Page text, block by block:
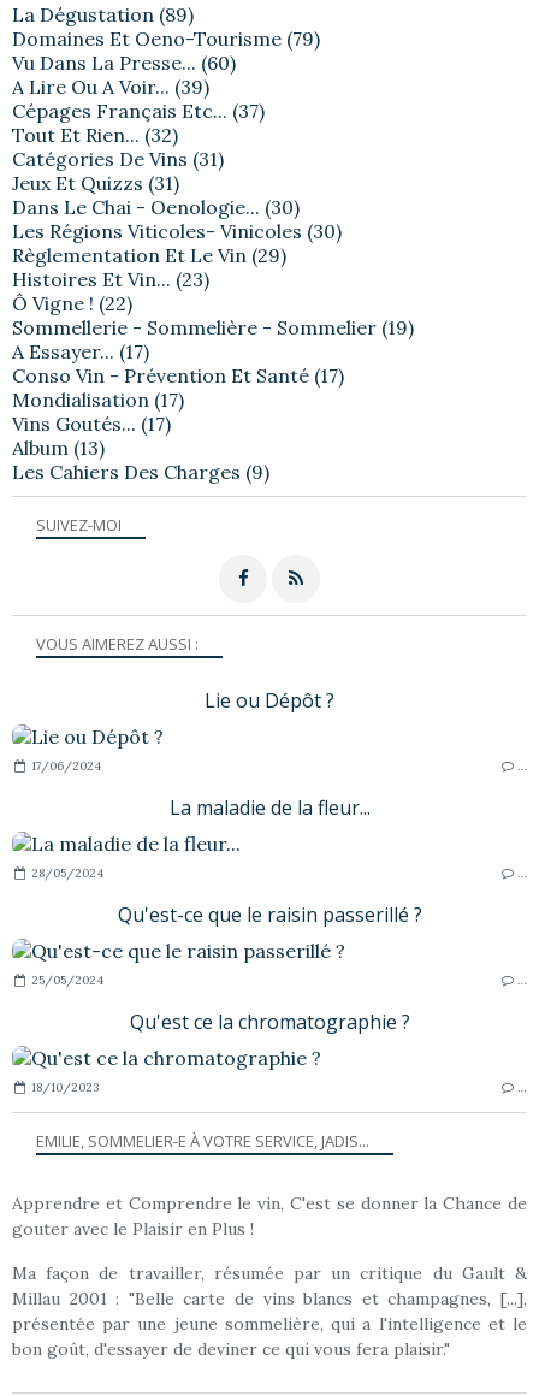
SUIVEZ-MOI
VOUS AIMEREZ AUSSI :
Lie ou Dépôt ?
17/06/2024
La maladie de la fleur...
28/05/2024
Qu'est-ce que le raisin passerillé ?
25/05/2024
Qu'est ce la chromatographie ?
18/10/2023
La Dégustation (89)
Domaines Et Oeno-Tourisme (79)
Vu Dans La Presse... (60)
A Lire Ou A Voir... (39)
Cépages Français Etc... (37)
Tout Et Rien... (32)
Catégories De Vins (31)
Jeux Et Quizzs (31)
Dans Le Chai - Oenologie... (30)
Les Régions Viticoles- Vinicoles (30)
Règlementation Et Le Vin (29)
Histoires Et Vin... (23)
Ô Vigne ! (22)
Sommellerie - Sommelière - Sommelier (19)
A Essayer... (17)
Conso Vin - Prévention Et Santé (17)
Mondialisation (17)
Vins Goutés... (17)
Album (13)
Les Cahiers Des Charges (9)
EMILIE, SOMMELIER-E À VOTRE SERVICE, JADIS...
Apprendre et Comprendre le vin, C'est se donner la Chance de
gouter avec le Plaisir en Plus !
Ma façon de travailler, résumée par un critique du Gault &
Millau 2001 : "Belle carte de vins blancs et champagnes, [...],
présentée par une jeune sommelière, qui a l'intelligence et le
bon goût, d'essayer de deviner ce qui vous fera plaisir."